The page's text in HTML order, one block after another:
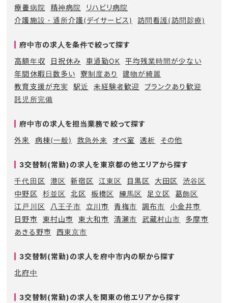
療養病院
精神病院
リハビリ病院
介護施設・通所介護(デイサービス)
訪問看護(訪問診療)
府中市の求人を条件で絞って探す
高額年収
日祝休み 車通勤OK
平均残業時間が少ない
年間休暇日数多い
寮制度あり
建物が綺麗
教育支援が充実
駅近 未経験者歓迎
ブランクあり歓迎
託児所完備
府中市の求人を担当業務で絞って探す
外来
病棟(一般) 救急外来 オペ室 透析 その他
3交替制(常勤)の求人を東京都の他エリアから探す
千代田区
港区 新宿区 江東区 目黒区 大田区
渋谷区
中野区
杉並区 北区 板橋区 練馬区 足立区
葛飾区
江戸川区
八王子市 立川市 青梅市 調布市
小金井市
日野市
東村山市 東大和市 清瀬市 武蔵村山市
多摩市
あきる野市
西東京市
3交替制(常勤)の求人を府中市内の駅から探す
北府中
3交替制(常勤)の求人を関東の他エリアから探す